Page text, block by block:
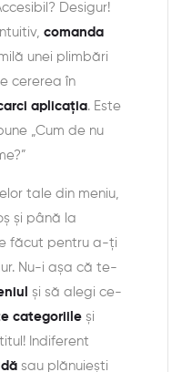
Desigur!
comanda
unei plimbări
cererea în
aplicația. Este
„Cum de nu
tale din meniu,
și până la
făcut pentru a-ți
Nu-i așa că te-
și să alegi ce-
categoriile și
Indiferent
sau plănuiești